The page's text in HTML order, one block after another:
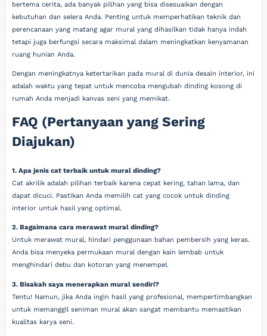
bertema cerita, ada banyak pilihan yang bisa disesuaikan dengan
kebutuhan dan selera Anda. Penting untuk memperhatikan teknik dan
perencanaan yang matang agar mural yang dihasilkan tidak hanya indah
tetapi juga berfungsi secara maksimal dalam meningkatkan kenyamanan
ruang hunian Anda.
Dengan meningkatnya ketertarikan pada mural di dunia desain interior, ini
adalah waktu yang tepat untuk mencoba mengubah dinding kosong di
rumah Anda menjadi kanvas seni yang memikat.
FAQ (Pertanyaan yang Sering
Diajukan)
1. Apa jenis cat terbaik untuk mural dinding?
Cat akrilik adalah pilihan terbaik karena cepat kering, tahan lama, dan
dapat dicuci. Pastikan Anda memilih cat yang cocok untuk dinding
interior untuk hasil yang optimal.
2. Bagaimana cara merawat mural dinding?
Untuk merawat mural, hindari penggunaan bahan pembersih yang keras.
Anda bisa menyeka permukaan mural dengan kain lembab untuk
menghindari debu dan kotoran yang menempel.
3. Bisakah saya menerapkan mural sendiri?
Tentu! Namun, jika Anda ingin hasil yang profesional, mempertimbangkan
untuk memanggil seniman mural akan sangat membantu memastikan
kualitas karya seni.